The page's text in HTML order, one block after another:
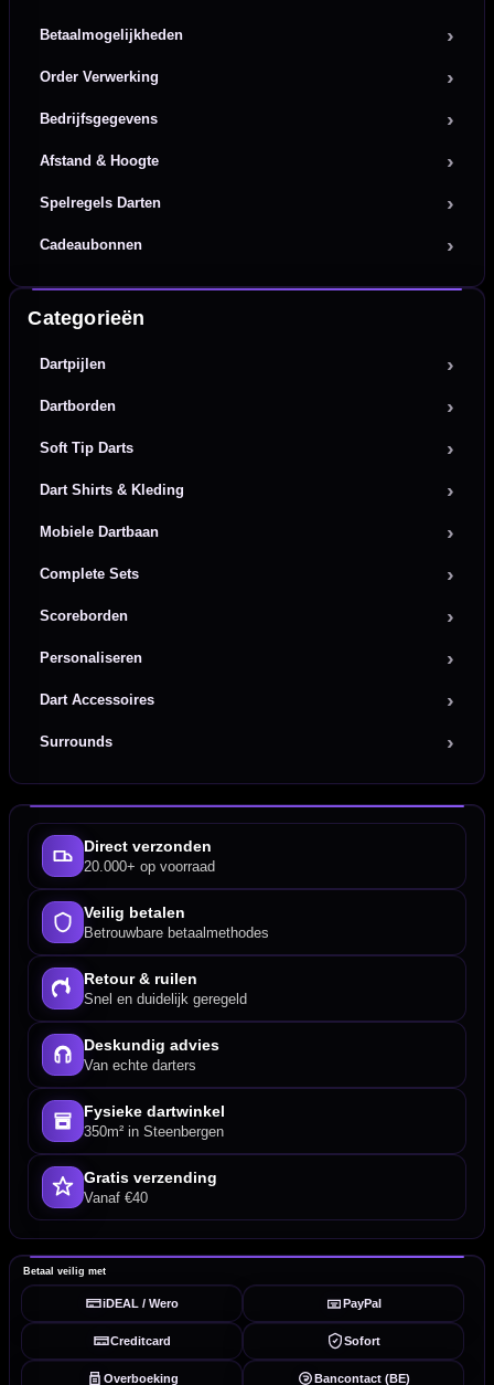
Betaalmogelijkheden
Order Verwerking
Bedrijfsgegevens
Afstand & Hoogte
Spelregels Darten
Cadeaubonnen
Categorieën
Dartpijlen
Dartborden
Soft Tip Darts
Dart Shirts & Kleding
Mobiele Dartbaan
Complete Sets
Scoreborden
Personaliseren
Dart Accessoires
Surrounds
Direct verzonden
20.000+ op voorraad
Veilig betalen
Betrouwbare betaalmethodes
Retour & ruilen
Snel en duidelijk geregeld
Deskundig advies
Van echte darters
Fysieke dartwinkel
350m² in Steenbergen
Gratis verzending
Vanaf €40
Betaal veilig met
iDEAL / Wero PayPal
Creditcard Sofort
Overboeking Bancontact (BE)